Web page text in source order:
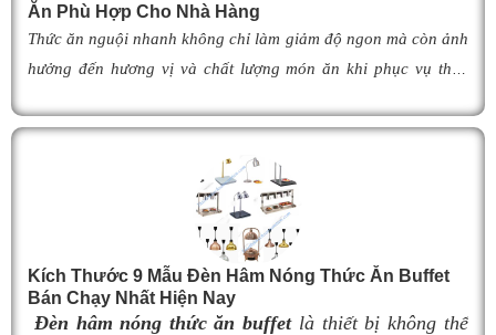
Ăn Phù Hợp Cho Nhà Hàng
Thức ăn nguội nhanh không chỉ làm giảm độ ngon mà còn ảnh
hưởng đến hương vị và chất lượng món ăn khi phục vụ thực
thành giải pháp được nhiều nhà hàng, khách sạn và khu nghỉ
dưỡng lựa chọn nhờ khả năng giữ cho món ăn luôn ấm nóng,
thơm ngon như vừa mới chế biến. Vậy
tạo như thế nào, hoạt động ra sao và làm thế nào để lựa chọn
èn hâm nóng thức ănphù hợp, giúp tối ưu hiệu
quả giữ nhiệt cũng như nâng cao tính chuyên nghiệp cho
không gian buffet? Hãy cùng tìm hiểu ngay trong bài viết dưới
Kích Thước 9 Mẫu Đèn Hâm Nóng Thức Ăn Buffet
Bán Chạy Nhất Hiện Nay
Đèn hâm nóng thức ăn buffetlà thiết bị không thể